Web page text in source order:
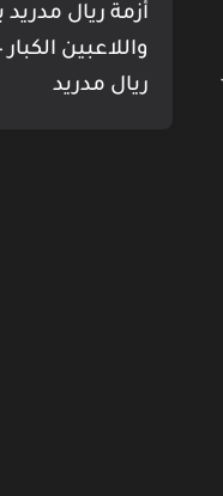
أزمة ريال
واللاعبين
ريال مدريد